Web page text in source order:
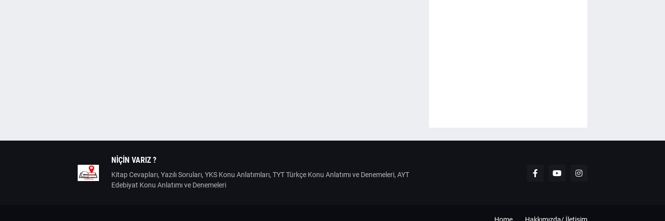
NIÇIN VARIZ ?
Kitap Cevapları, Yazılı Soruları, YKS Konu Anlatımları, TYT Türkçe Konu Anlatımı ve Denemeleri, AYT
Edebiyat Konu Anlatımı ve Denemeleri
Home Hakkımızda/ İletişim